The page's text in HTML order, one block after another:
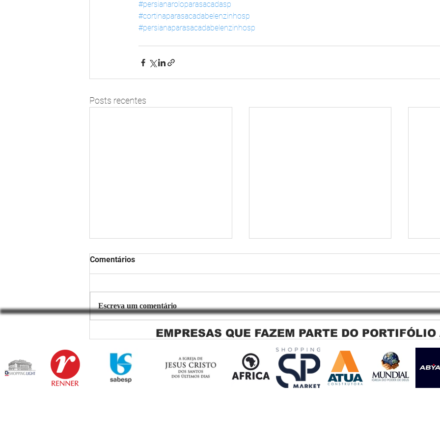
#persianaroloparasacadasp
#cortinaparasacadabelenzinhosp
#persianaparasacadabelenzinhosp
Posts recentes
Copiar de Persiana Rolo Tela
Sacada Perfeita no Link
Sapopemba!
Persiana Rolo Tela Solar: O
Segredo para uma Sacada
Perfeita no Link Sapopemba!
Comentários
Escreva um comentário
EMPRESAS QUE FAZEM PARTE DO